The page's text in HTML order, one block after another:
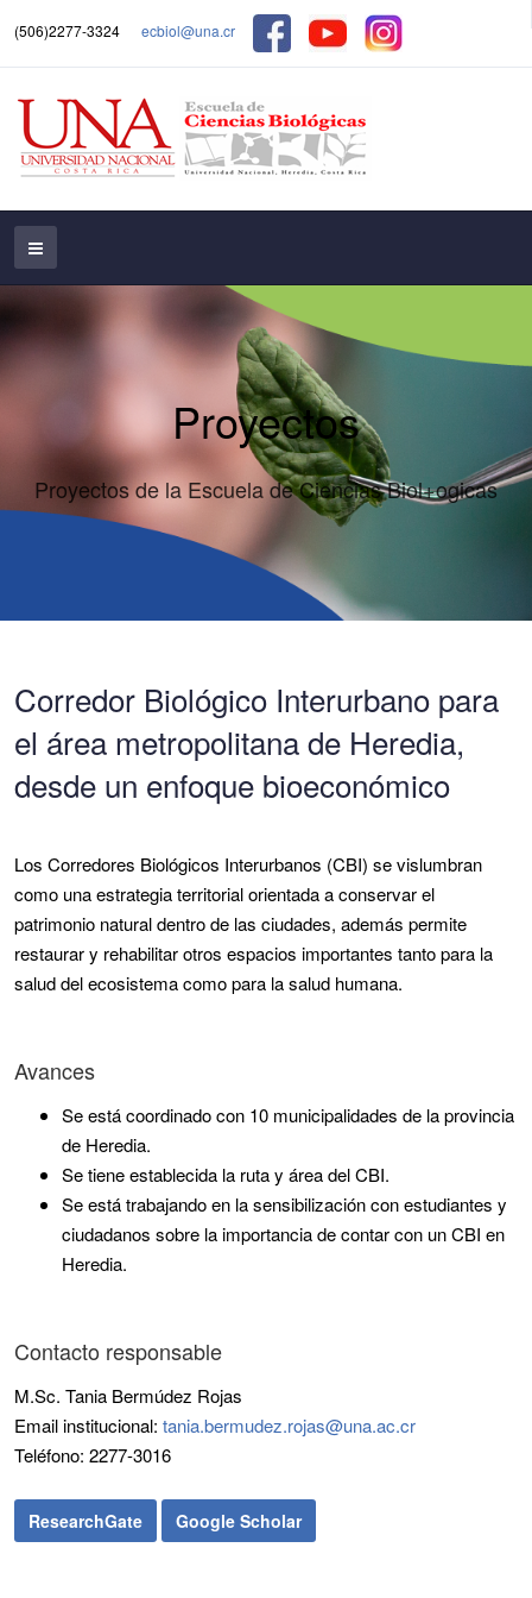
(506)2277-3324 ecbiol@una.cr
Proyectos
Proyectos de la Escuela de Ciencias Biol+ogicas
Corredor Biológico Interurbano para
el área metropolitana de Heredia,
desde un enfoque bioeconómico
Los Corredores Biológicos Interurbanos (CBI) se vislumbran
como una estrategia territorial orientada a conservar el
patrimonio natural dentro de las ciudades, además permite
restaurar y rehabilitar otros espacios importantes tanto para la
salud del ecosistema como para la salud humana.
Avances
Se está coordinado con 10 municipalidades de la provincia
de Heredia.
Se tiene establecida la ruta y área del CBI.
Se está trabajando en la sensibilización con estudiantes y
ciudadanos sobre la importancia de contar con un CBI en
Heredia.
Contacto responsable
M.Sc. Tania Bermúdez Rojas
Email institucional: tania.bermudez.rojas@una.ac.cr
Teléfono: 2277-3016
ResearchGate Google Scholar